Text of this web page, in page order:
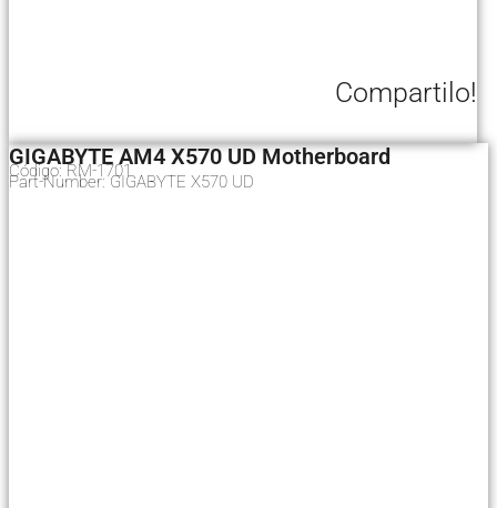
Compartilo!
GIGABYTE AM4 X570 UD Motherboard
Código: RM-1701
Part-Number: GIGABYTE X570 UD